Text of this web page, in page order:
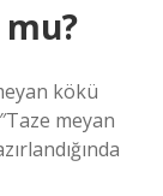
kökü
meyan